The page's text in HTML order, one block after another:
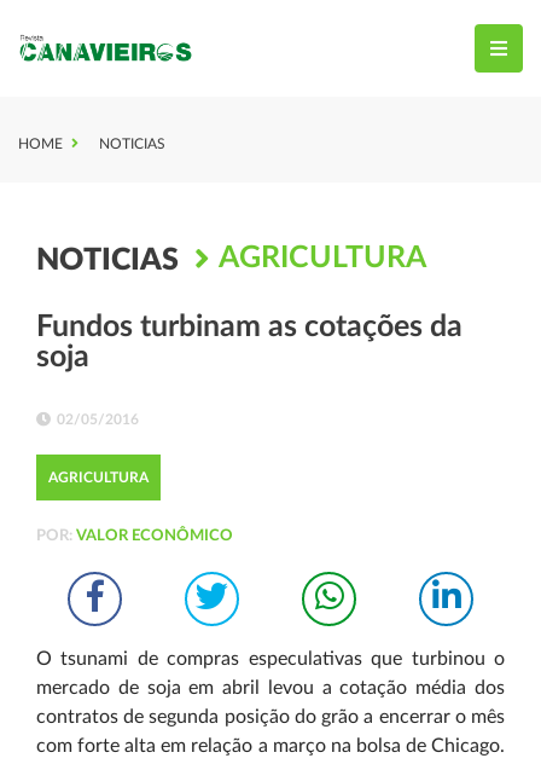
HOME NOTICIAS
NOTICIAS AGRICULTURA
Fundos turbinam as cotações da
soja
02/05/2016
AGRICULTURA
POR: VALOR ECONÔMICO
O tsunami de compras especulativas que turbinou o
mercado de soja em abril levou a cotação média dos
contratos de segunda posição do grão a encerrar o mês
com forte alta em relação a março na bolsa de Chicago.